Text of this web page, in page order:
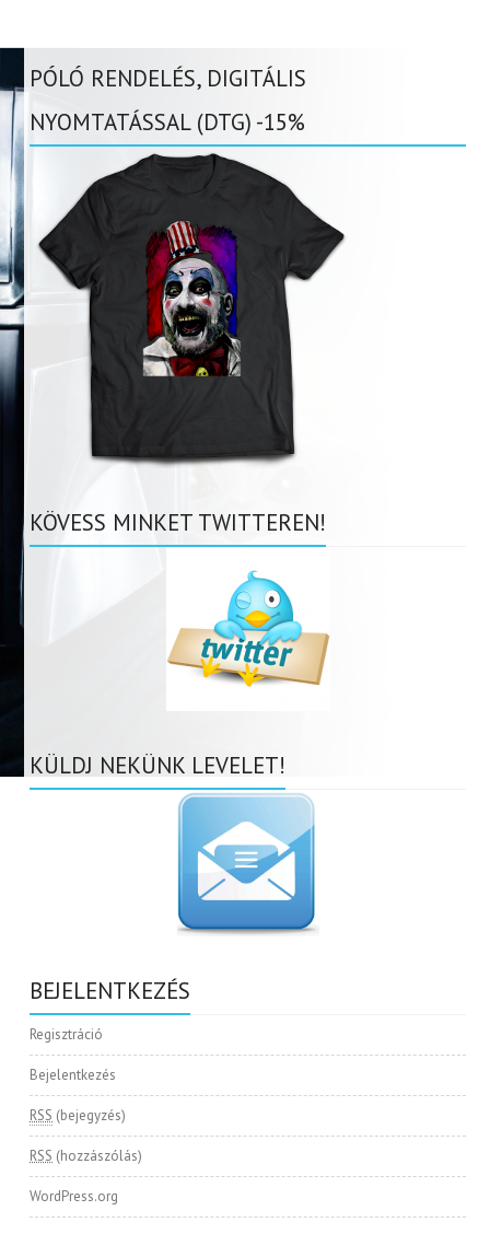
PÓLÓ RENDELÉS, DIGITÁLIS
NYOMTATÁSSAL (DTG) -15%
KÖVESS MINKET TWITTEREN!
KÜLDJ NEKÜNK LEVELET!
BEJELENTKEZÉS
Regisztráció
Bejelentkezés
RSS (bejegyzés)
RSS (hozzászólás)
WordPress.org